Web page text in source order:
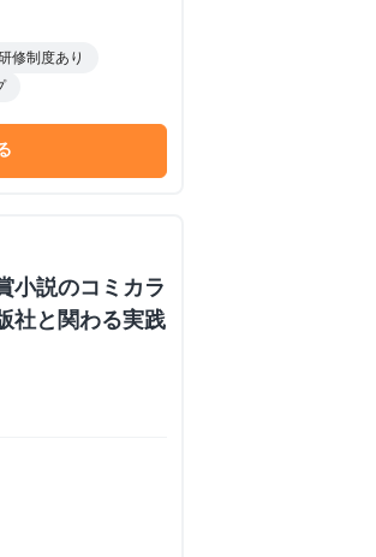
修制度あり
小説のコミカラ
社と関わる実践